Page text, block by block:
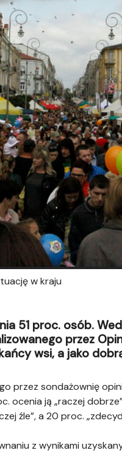
w kraju
51 proc. osób.
przez
wsi, a jako
przez sondażownię
ocenia ją „raczej
źle”, a 20 proc.
z wynikami